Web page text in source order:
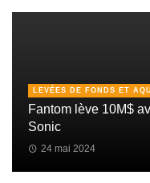
LEVÉES DE FONDS ET
Fantom lève 10M$
Sonic
24 mai 2024